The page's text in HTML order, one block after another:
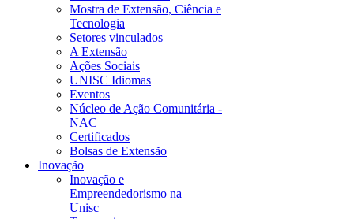
Mostra de Extensão, Ciência e
Tecnologia
Setores vinculados
A Extensão
Ações Sociais
UNISC Idiomas
Eventos
Núcleo de Ação Comunitária -
NAC
Certificados
Bolsas de Extensão
Inovação
Inovação e
Empreendedorismo na
Unisc